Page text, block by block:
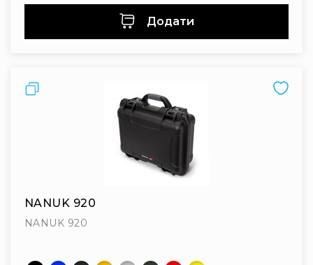
Додати
Порівняти
NANUK 920
NANUK 920